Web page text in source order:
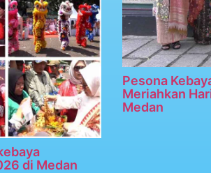
di Medan
Pesona
Meriahkan
Medan